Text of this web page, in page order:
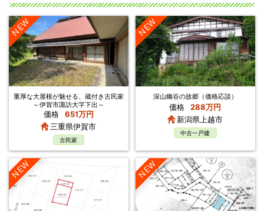
重厚な大屋根が魅せる、蔵付き古民家
～伊賀市諏訪大字下出～
価格 651万円
NEW
三重県伊賀市
古民家
深山幽谷の故郷（価格応談）
価格 288万円
NEW
新潟県上越市
中古一戸建
NEW NEW